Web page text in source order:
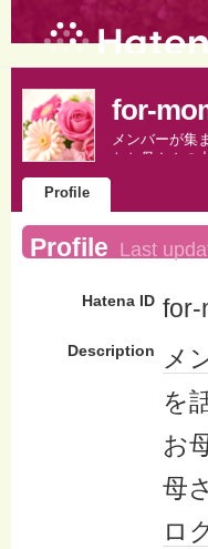
for-
メンバーが集
なお母さんの
Profile
Profile Last
Hatena ID for-
Description メ
を
お
母
ロ